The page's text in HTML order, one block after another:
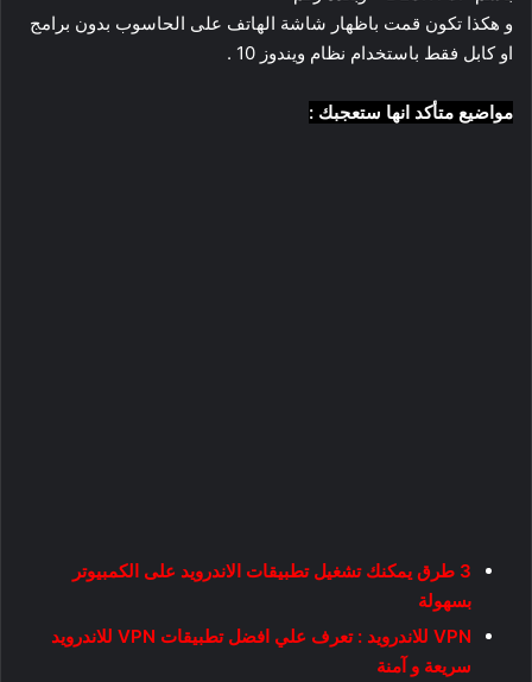
و هكذا تكون قمت باظهار شاشة الهاتف على الحاسوب بدون برامج
او كابل فقط باستخدام نظام ويندوز 10 .
مواضيع متأكد انها ستعجبك :
3 طرق يمكنك تشغيل تطبيقات الاندرويد على الكمبيوتر
بسهولة
VPN للاندرويد : تعرف علي افضل تطبيقات VPN للاندرويد
سريعة و آمنة